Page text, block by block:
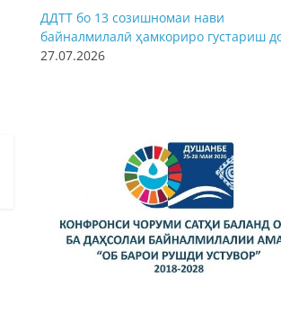
ДДТТ бо 13 созишномаи нави
байналмилалӣ ҳамкориро густариш
27.07.2026